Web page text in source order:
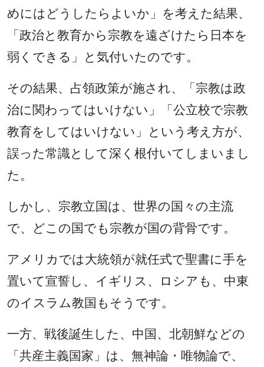
めにはどうしたらよいか」を考えた結果、
「政治と教育から宗教を遠ざけたら日本を
弱くできる」と気付いたのです。
その結果、占領政策が施され、「宗教は政
治に関わってはいけない」「公立校で宗教
教育をしてはいけない」という考え方が、
誤った常識として深く根付いてしまいまし
た。
しかし、宗教立国は、世界の国々の主流
で、どこの国でも宗教が国の背骨です。
アメリカでは大統領が就任式で聖書に手を
置いて宣誓し、イギリス、ロシアも、中東
のイスラム教国もそうです。
一方、戦後誕生した、中国、北朝鮮などの
「共産主義国家」は、無神論・唯物論で、